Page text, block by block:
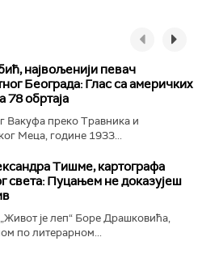
највољенији певач
Београда: Глас са америчких
78 обртаја
Вакуфа преко Травника и
Меца, године 1933...
Тишме, картографа
света: Пуцањем не доказујеш
је леп“ Боре Драшковића,
по литерарном...